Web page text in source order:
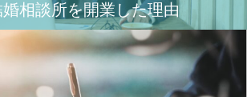
相談所を開業した理由